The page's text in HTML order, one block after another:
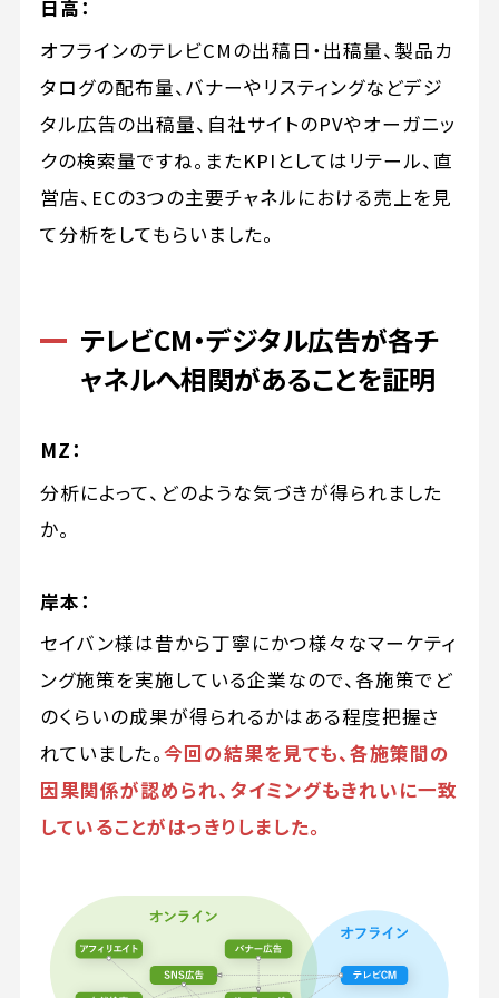
日高：
オフラインのテレビCMの出稿日・出稿量、製品カ
タログの配布量、バナーやリスティングなどデジ
タル広告の出稿量、自社サイトのPVやオーガニッ
クの検索量ですね。またKPIとしてはリテール、直
営店、ECの3つの主要チャネルにおける売上を見
て分析をしてもらいました。
テレビCM・デジタル広告が各チ
ャネルへ相関があることを証明
MZ：
分析によって、どのような気づきが得られました
か。
岸本：
セイバン様は昔から丁寧にかつ様々なマーケティ
ング施策を実施している企業なので、各施策でど
のくらいの成果が得られるかはある程度把握さ
れていました。今回の結果を見ても、各施策間の
因果関係が認められ、タイミングもきれいに一致
していることがはっきりしました。